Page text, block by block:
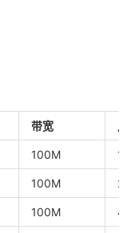
带宽
100M 1T
100M 2T
100M 4T